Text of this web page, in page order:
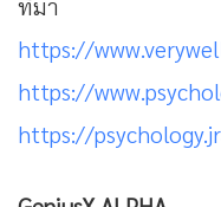
https://
https://
https://